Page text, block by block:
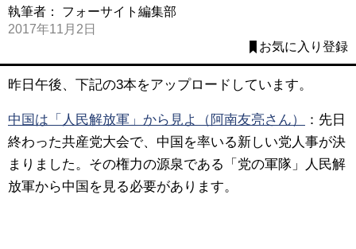
執筆者： フォーサイト編集部
2017年11月2日
お気に入り登録
昨日午後、下記の3本をアップロードしています。
中国は「人民解放軍」から見よ（阿南友亮さん） ： 先日
終わった共産党大会で、中国を率いる新しい党人事が決
まりました。その権力の源泉である「党の軍隊」人民解
放軍から中国を見る必要があります。